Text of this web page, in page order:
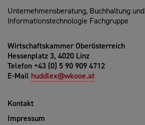
Unternehmensberatung, Buchhaltung und
Informationstechnologie Fachgruppe
Wirtschaftskammer Oberösterreich
Hessenplatz 3, 4020 Linz
Telefon +43 (0) 5 90 909 4712
E-Mail huddlex@wkooe.at
Kontakt
Impressum